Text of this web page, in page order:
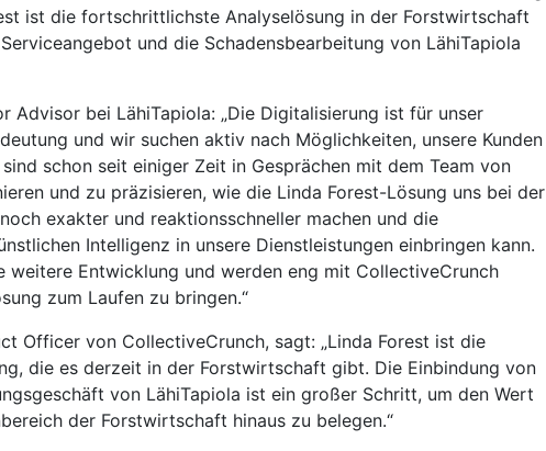
ist die fortschrittlichste Analyselösung in der Forstwirtschaft
und die Schadensbearbeitung von LähiTapiola
Advisor bei LähiTapiola: „Die Digitalisierung ist für unser
und wir suchen aktiv nach Möglichkeiten, unsere Kunden
schon seit einiger Zeit in Gesprächen mit dem Team von
und zu präzisieren, wie die Linda Forest-Lösung uns bei der
exakter und reaktionsschneller machen und die
Intelligenz in unsere Dienstleistungen einbringen kann.
weitere Entwicklung und werden eng mit CollectiveCrunch
zum Laufen zu bringen.“
Officer von CollectiveCrunch, sagt: „Linda Forest ist die
die es derzeit in der Forstwirtschaft gibt. Die Einbindung von
von LähiTapiola ist ein großer Schritt, um den Wert
der Forstwirtschaft hinaus zu belegen.“